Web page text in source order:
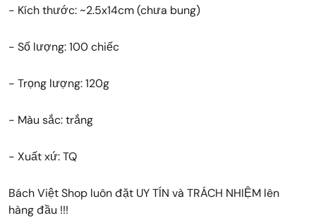
- Kích thước: ~2.5x14cm (chưa bung)
- Số lượng: 100 chiếc
- Trọng lượng: 120g
- Màu sắc: trắng
- Xuất xứ: TQ
Bách Việt Shop luôn đặt UY TÍN và TRÁCH NHIỆM lên
hàng đầu !!!